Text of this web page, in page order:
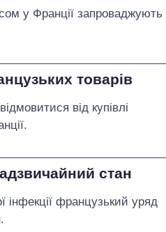
у Франції запроваджують
товарів
від купівлі
стан
інфекції французький уряд